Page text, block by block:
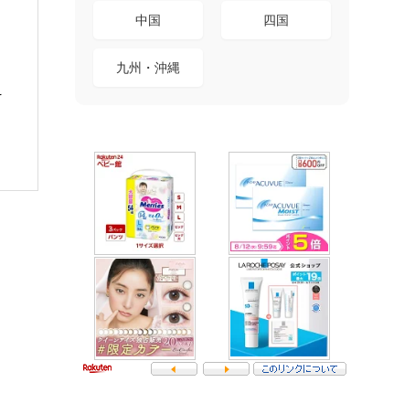
中国 四国
九州・沖縄